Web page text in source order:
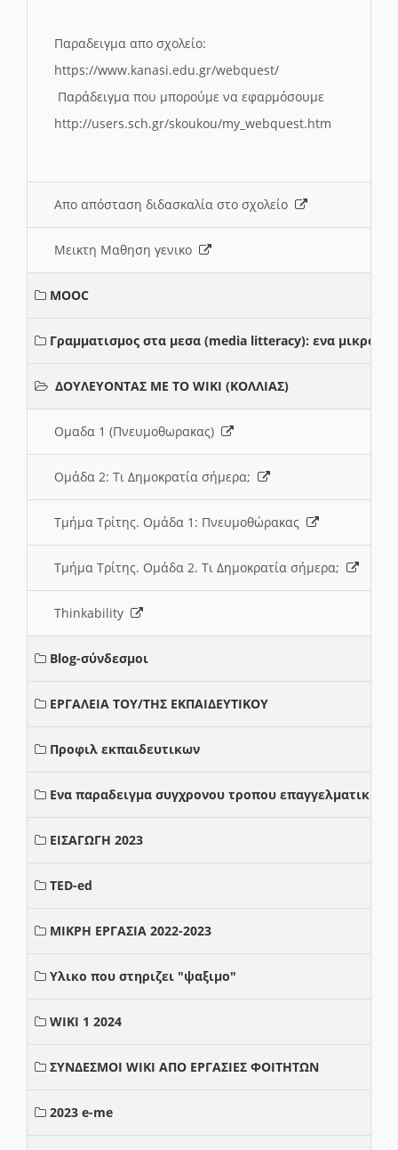
Παραδειγμα απο σχολείο:
https://www.kanasi.edu.gr/webquest/
Παράδειγμα που μπορούμε να εφαρμόσουμε
http://users.sch.gr/skoukou/my_webquest.htm
Απο απόσταση διδασκαλία στο σχολείο
Μεικτη Μαθηση γενικο
MOOC
Γραμματισμος στα μεσα (media litteracy): ενα μικρο
ΔΟΥΛΕΥΟΝΤΑΣ ΜΕ ΤΟ WIKI (ΚΟΛΛΙΑΣ)
Ομαδα 1 (Πνευμοθωρακας)
Ομάδα 2: Τι Δημοκρατία σήμερα;
Τμήμα Τρίτης. Ομάδα 1: Πνευμοθώρακας
Τμήμα Τρίτης. Ομάδα 2. Τι Δημοκρατία σήμερα;
Thinkability
Blog-σύνδεσμοι
ΕΡΓΑΛΕΙΑ ΤΟΥ/ΤΗΣ ΕΚΠΑΙΔΕΥΤΙΚΟΥ
Προφιλ εκπαιδευτικων
Ενα παραδειγμα συγχρονου τροπου επαγγελματικης
ΕΙΣΑΓΩΓΗ 2023
TED-ed
ΜΙΚΡΗ ΕΡΓΑΣΙΑ 2022-2023
Υλικο που στηριζει "ψαξιμο"
WIKI 1 2024
ΣΥΝΔΕΣΜΟΙ WIKI ΑΠΟ ΕΡΓΑΣΙΕΣ ΦΟΙΤΗΤΩΝ
2023 e-me